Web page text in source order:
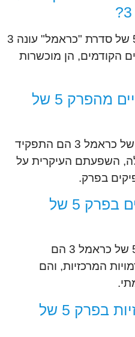
התפתחויות הסיפור בפרק 5 של סדרת "כראמל" עונה 3
הקודמים, הן מוכשרות
מהם הלקחים המרכזיים מהפרק 5 של
הלקחים המרכזיים מפרק 5 של כראמל 3 הם התפקיד
השפעתם העיקרית על
בפרק.
מי השחקנים המרכזיים בפרק 5 של
השחקנים המרכזיים בפרק 5 של כראמל 3 הם
המרכזיות, והם
מהם העלילות המרכזיות בפרק 5 של